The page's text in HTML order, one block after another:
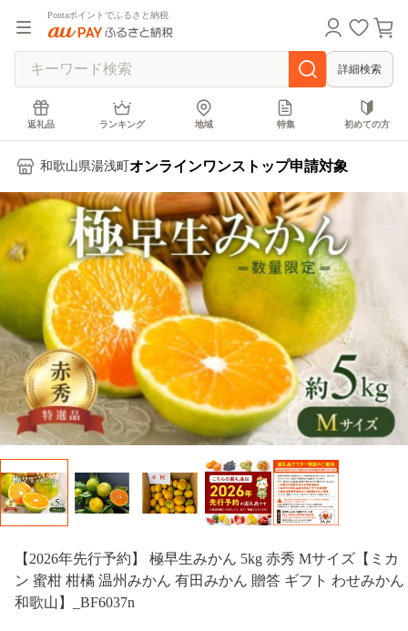
Pontaポイントでふるさと納税
詳細検索
返礼品 ランキング 地域 特集 初めての方
和歌山県湯浅町 オンラインワンストップ申請対象
【2026年先行予約】 極早生みかん 5kg 赤秀 Мサイズ【ミカ
ン 蜜柑 柑橘 温州みかん 有田みかん 贈答 ギフト わせみかん
和歌山】_BF6037n